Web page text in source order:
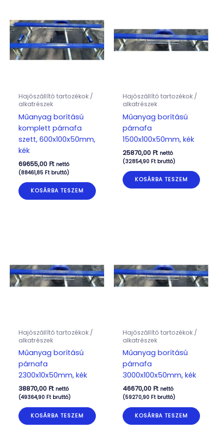
Hajószállító tartozékok /
alkatrészek
Műanyag borítású
komplett párnafa
szett, 600x100x50mm,
kék
69655,00 Ft nettó
(88461,85 Ftbruttó)
KOSÁRBA TESZEM
Hajószállító tartozékok /
alkatrészek
Műanyag borítású
párnafa
1500x100x50mm, kék
25870,00 Ft nettó
(32854,90 Ftbruttó)
KOSÁRBA TESZEM
Hajószállító tartozékok /
alkatrészek
Műanyag borítású
párnafa
2300x10x50mm, kék
38870,00 Ft nettó
(49364,90 Ftbruttó)
KOSÁRBA TESZEM
Hajószállító tartozékok /
alkatrészek
Műanyag borítású
párnafa
3000x100x50mm, kék
46670,00 Ft nettó
(59270,90 Ftbruttó)
KOSÁRBA TESZEM